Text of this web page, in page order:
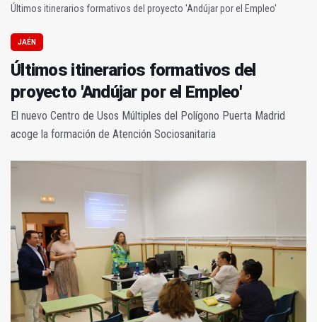
Últimos itinerarios formativos del proyecto 'Andújar por el Empleo'
JAÉN
Últimos itinerarios formativos del
proyecto 'Andújar por el Empleo'
El nuevo Centro de Usos Múltiples del Polígono Puerta Madrid
acoge la formación de Atención Sociosanitaria